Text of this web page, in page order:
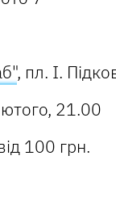
, пл. І.
21.00
100 грн.